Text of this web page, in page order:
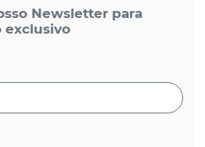
Newsletter para
exclusivo